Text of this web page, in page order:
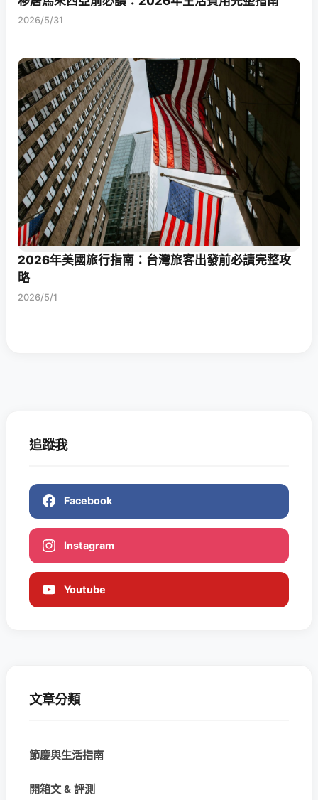
2026/5/31
2026年美國旅行指南：台灣旅客出發前必讀完整攻
略
2026/5/1
追蹤我
Facebook
Instagram
Youtube
文章分類
節慶與生活指南
開箱文 & 評測